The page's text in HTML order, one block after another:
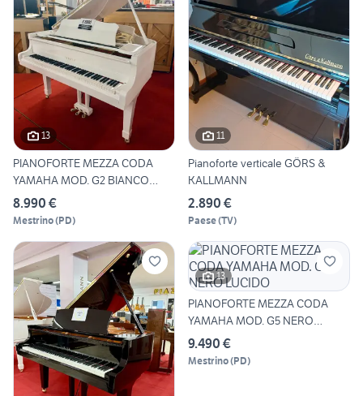
13
PIANOFORTE MEZZA CODA
YAMAHA MOD. G2 BIANCO
LUCIDO
8.990 €
Mestrino(PD)
11
Pianoforte verticale GÖRS &
KALLMANN
2.890 €
Paese(TV)
13
PIANOFORTE MEZZA CODA
YAMAHA MOD. G5 NERO
LUCIDO
9.490 €
Mestrino(PD)